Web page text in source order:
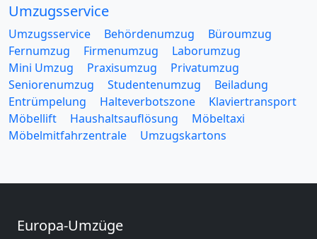
Umzugsservice
Umzugsservice Behördenumzug
Büroumzug
Fernumzug
Firmenumzug
Laborumzug
Mini Umzug
Praxisumzug
Privatumzug
Seniorenumzug
Studentenumzug
Beiladung
Entrümpelung
Halteverbotszone
Klaviertransport
Möbellift
Haushaltsauflösung
Möbeltaxi
Möbelmitfahrzentrale
Umzugskartons
Europa-Umzüge